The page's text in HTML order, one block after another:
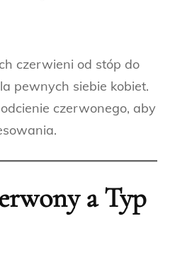
czerwieni od stóp do
pewnych siebie kobiet.
czerwonego, aby
a Typ